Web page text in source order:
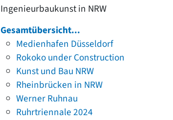
Ingenieurbaukunst in NRW
Gesamtübersicht...
Medienhafen Düsseldorf
Rokoko under Construction
Kunst und Bau NRW
Rheinbrücken in NRW
Werner Ruhnau
Ruhrtriennale 2024